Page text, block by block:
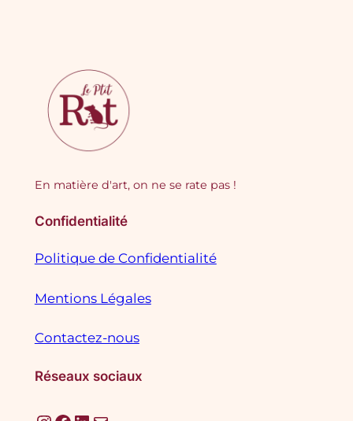
En matière d'art, on ne se rate pas !
Confidentialité
Politique de Confidentialité
Mentions Légales
Contactez-nous
Réseaux sociaux